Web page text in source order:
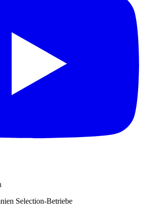
Selection-Betriebe